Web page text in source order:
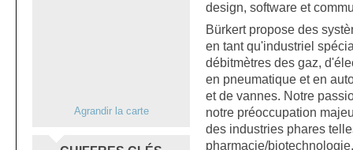
Agrandir la carte
design, software et
Bürkert propose des
en tant qu'industriel
débitmètres des gaz,
en pneumatique et en
et de vannes. Notre
notre préoccupation
des industries phares
pharmacie/